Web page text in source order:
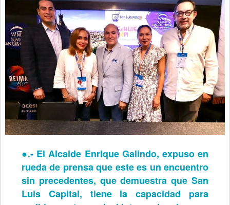
●.- El Alcalde Enrique Galindo, expuso en
rueda de prensa que este es un encuentro
sin precedentes, que demuestra que San
Luis Capital, tiene la capacidad para